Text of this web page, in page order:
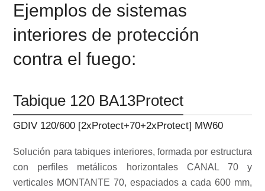
Ejemplos de sistemas
interiores de protección
contra el fuego:
Tabique 120 BA13Protect
GDIV 120/600 [2xProtect+70+2xProtect] MW60
Solución para tabiques interiores, formada por estructura
con perfiles metálicos horizontales CANAL 70 y
verticales MONTANTE 70, espaciados a cada 600 mm,